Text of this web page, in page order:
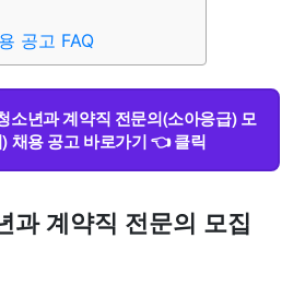
공고 FAQ
소년과 계약직 전문의(소아응급) 모
채용 공고 바로가기 👈 클릭
과 계약직 전문의 모집